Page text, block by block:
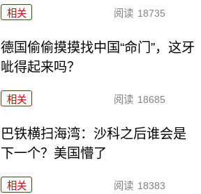
相关 阅读 18735
德国偷偷摸摸找中国“命门”，这牙
呲得起来吗？
相关 阅读 18685
巴铁横扫海湾：沙科之后谁会是
下一个？美国懵了
相关 阅读 18383